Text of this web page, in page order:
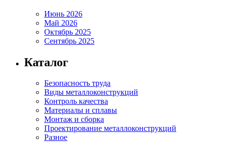
Июнь 2026
Май 2026
Октябрь 2025
Сентябрь 2025
Каталог
Безопасность труда
Виды металлоконструкций
Контроль качества
Материалы и сплавы
Монтаж и сборка
Проектирование металлоконструкций
Разное